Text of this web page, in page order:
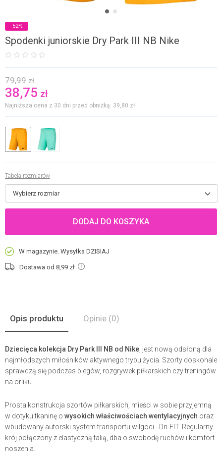
Spodenki juniorskie Dry Park III NB Nike
79,99zł
38,75 zł
Najniższa cena z 30 dni przed obniżką: 39,80 zł
Tabela rozmiarów
Wybierz rozmiar
DODAJ DO KOSZYKA
W magazynie. Wysyłka DZISIAJ
Dostawa od 8,99 zł
-52%
Opis produktu Opinie (0)
Dziecięca kolekcja Dry Park III NB od Nike , jest nową odsłoną dla
najmłodszych miłośników aktywnego trybu życia. Szorty doskonale
sprawdzą się podczas biegów, rozgrywek piłkarskich czy treningów
na orliku.
Prosta konstrukcja szortów piłkarskich, mieści w sobie przyjemną
w dotyku tkaninę o wysokich właściwościach wentylacyjnych oraz
wbudowany autorski system transportu wilgoci - Dri-FIT. Regularny
krój połączony z elastyczną talią, dba o swobodę ruchów i komfort
noszenia.